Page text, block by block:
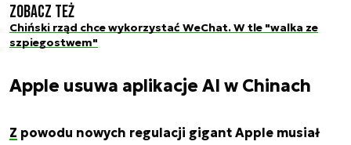
Zobacz też
Chiński rząd chce wykorzystać WeChat. W tle "walka ze
szpiegostwem"
Apple usuwa aplikacje AI w Chinach
Z powodu nowych regulacji gigant Apple musiał